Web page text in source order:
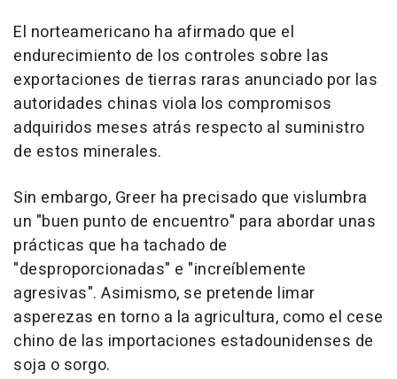
El norteamericano ha afirmado que el
endurecimiento de los controles sobre las
exportaciones de tierras raras anunciado por las
autoridades chinas viola los compromisos
adquiridos meses atrás respecto al suministro
de estos minerales.
Sin embargo, Greer ha precisado que vislumbra
un "buen punto de encuentro" para abordar unas
prácticas que ha tachado de
"desproporcionadas" e "increíblemente
agresivas". Asimismo, se pretende limar
asperezas en torno a la agricultura, como el cese
chino de las importaciones estadounidenses de
soja o sorgo.